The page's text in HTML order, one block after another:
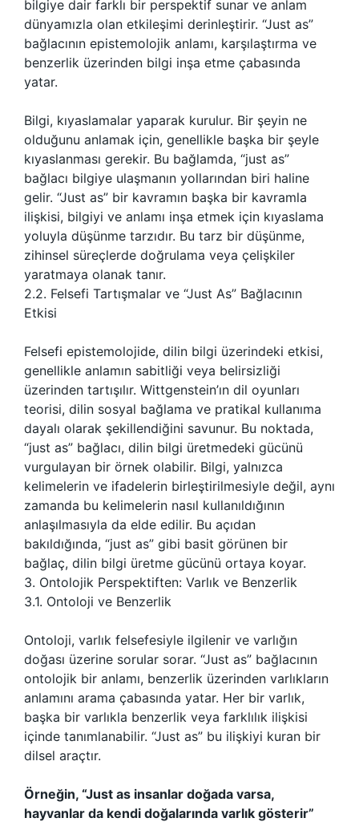
bilgiye dair farklı bir perspektif sunar ve anlam
dünyamızla olan etkileşimi derinleştirir. “Just as”
bağlacının epistemolojik anlamı, karşılaştırma ve
benzerlik üzerinden bilgi inşa etme çabasında
yatar.
Bilgi, kıyaslamalar yaparak kurulur. Bir şeyin ne
olduğunu anlamak için, genellikle başka bir şeyle
kıyaslanması gerekir. Bu bağlamda, “just as”
bağlacı bilgiye ulaşmanın yollarından biri haline
gelir. “Just as” bir kavramın başka bir kavramla
ilişkisi, bilgiyi ve anlamı inşa etmek için kıyaslama
yoluyla düşünme tarzıdır. Bu tarz bir düşünme,
zihinsel süreçlerde doğrulama veya çelişkiler
yaratmaya olanak tanır.
2.2. Felsefi Tartışmalar ve “Just As” Bağlacının
Etkisi
Felsefi epistemolojide, dilin bilgi üzerindeki etkisi,
genellikle anlamın sabitliği veya belirsizliği
üzerinden tartışılır. Wittgenstein’ın dil oyunları
teorisi, dilin sosyal bağlama ve pratikal kullanıma
dayalı olarak şekillendiğini savunur. Bu noktada,
“just as” bağlacı, dilin bilgi üretmedeki gücünü
vurgulayan bir örnek olabilir. Bilgi, yalnızca
kelimelerin ve ifadelerin birleştirilmesiyle değil, aynı
zamanda bu kelimelerin nasıl kullanıldığının
anlaşılmasıyla da elde edilir. Bu açıdan
bakıldığında, “just as” gibi basit görünen bir
bağlaç, dilin bilgi üretme gücünü ortaya koyar.
3. Ontolojik Perspektiften: Varlık ve Benzerlik
3.1. Ontoloji ve Benzerlik
Ontoloji, varlık felsefesiyle ilgilenir ve varlığın
doğası üzerine sorular sorar. “Just as” bağlacının
ontolojik bir anlamı, benzerlik üzerinden varlıkların
anlamını arama çabasında yatar. Her bir varlık,
başka bir varlıkla benzerlik veya farklılık ilişkisi
içinde tanımlanabilir. “Just as” bu ilişkiyi kuran bir
dilsel araçtır.
Örneğin, “Just as insanlar doğada varsa,
hayvanlar da kendi doğalarında varlık gösterir”